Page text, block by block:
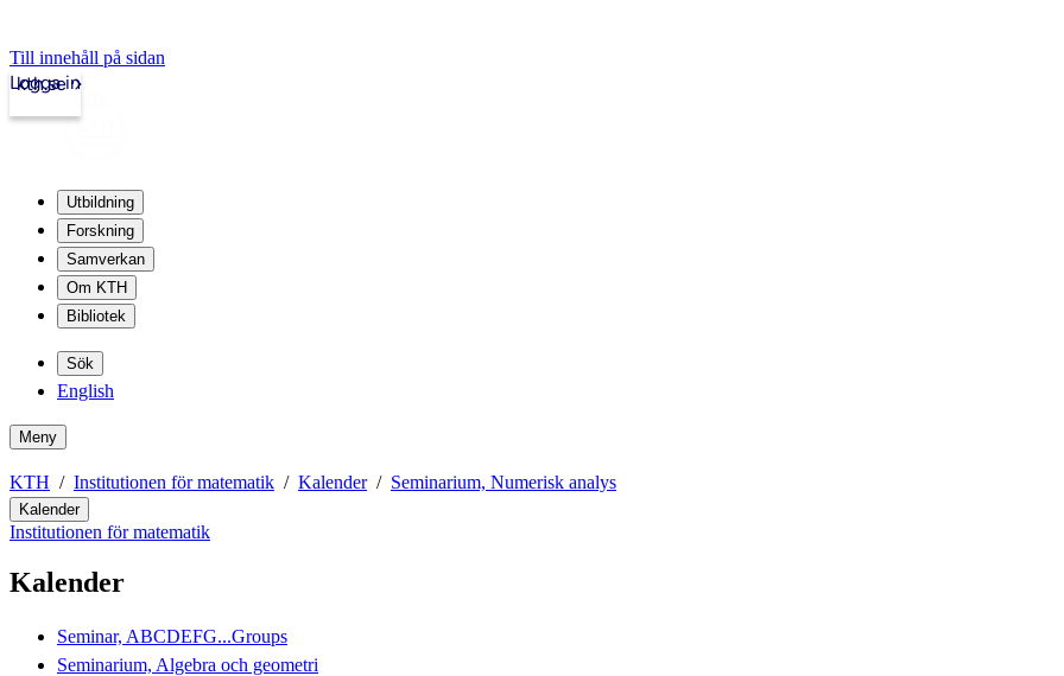
Till innehåll på sidan
kth.se
Logga in
Utbildning
Forskning
Samverkan
Om KTH
Bibliotek
Sök
English
Meny
KTH Institutionen för matematik Kalender Seminarium, Numerisk analys
Kalender
Institutionen för matematik
Kalender
Seminar, ABCDEFG...Groups
Seminarium, Algebra och geometri